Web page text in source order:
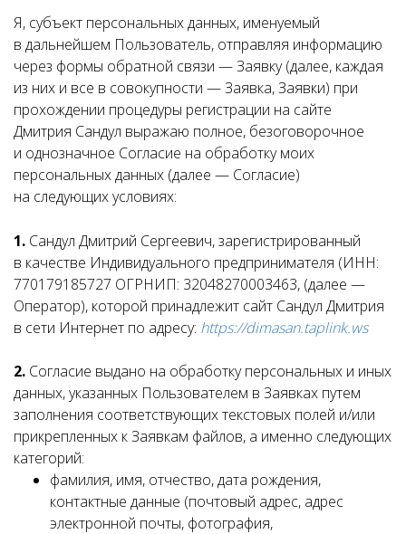
Я, субъект персональных данных, именуемый
в дальнейшем Пользователь, отправляя информацию
через формы обратной связи — Заявку (далее, каждая
из них и все в совокупности — Заявка, Заявки) при
прохождении процедуры регистрации на сайте
Дмитрия Сандул выражаю полное, безоговорочное
и однозначное Согласие на обработку моих
персональных данных (далее — Согласие)
на следующих условиях:
1. Сандул Дмитрий Сергеевич, зарегистрированный
в качестве Индивидуального предпринимателя (ИНН:
770179185727 ОГРНИП: 32048270003463, (далее —
Оператор), которой принадлежит сайт Сандул Дмитрия
в сети Интернет по адресу: https://dimasan.taplink.ws
2. Согласие выдано на обработку персональных и иных
данных, указанных Пользователем в Заявках путем
заполнения соответствующих текстовых полей и/или
прикрепленных к Заявкам файлов, а именно следующих
категорий:
фамилия, имя, отчество, дата рождения,
контактные данные (почтовый адрес, адрес
электронной почты, фотография,